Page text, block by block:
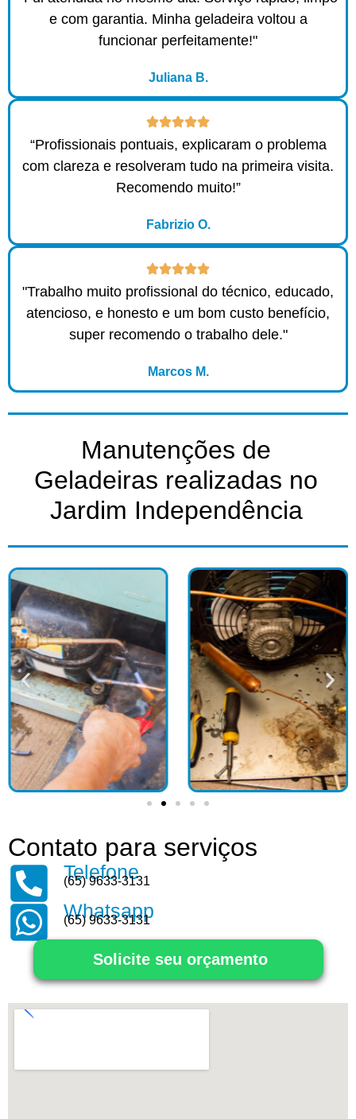
e com garantia. Minha geladeira voltou a
funcionar perfeitamente!"
Juliana B.
“Profissionais pontuais, explicaram o problema
com clareza e resolveram tudo na primeira visita.
Recomendo muito!”
Fabrizio O.
"Trabalho muito profissional do técnico, educado,
atencioso, e honesto e um bom custo benefício,
super recomendo o trabalho dele."
Marcos M.
Manutenções de
Geladeiras realizadas no
Jardim Independência​
Contato para serviços
Telefone
(65) 9633-3131
Whatsapp
(65) 9633-3131
Solicite seu orçamento